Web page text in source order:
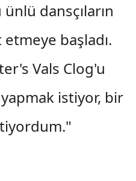
dansçıların
başladı.
Vals Clog'u
istiyor, bir